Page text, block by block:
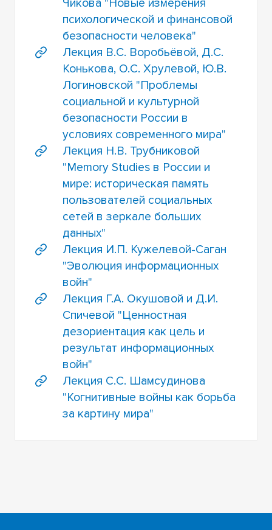
психологической и финансовой
безопасности человека"
Лекция В.С. Воробьёвой, Д.С.
Конькова, О.С. Хрулевой, Ю.В.
Логиновской "Проблемы
социальной и культурной
безопасности России в
условиях современного мира"
Лекция Н.В. Трубниковой
"Memory Studies в России и
мире: историческая память
пользователей социальных
сетей в зеркале больших
данных"
Лекция И.П. Кужелевой-Саган
"Эволюция информационных
войн"
Лекция Г.А. Окушовой и Д.И.
Спичевой "Ценностная
дезориентация как цель и
результат информационных
войн"
Лекция С.С. Шамсудинова
"Когнитивные войны как борьба
за картину мира"